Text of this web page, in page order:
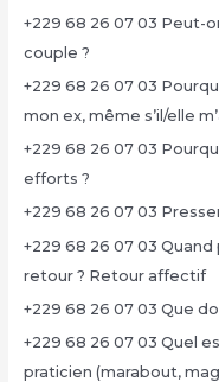
+229 68 26 07 03 Peut-
couple ?
+229 68 26 07 03
mon ex, même s’il/elle
+229 68 26 07 03
efforts ?
+229 68 26 07 03
+229 68 26 07 03
retour ? Retour affectif
+229 68 26 07 03 Que
+229 68 26 07 03 Quel
praticien (marabout,